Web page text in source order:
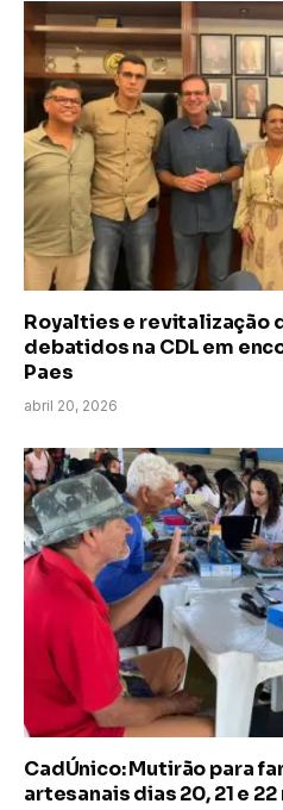
Royalties e revitalização
debatidos na CDL em
Paes
abril 20, 2026
CadÚnico: Mutirão para
artesanais dias 20, 21 e 22